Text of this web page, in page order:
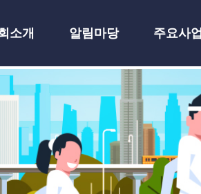
소개 알림마당 주요사업